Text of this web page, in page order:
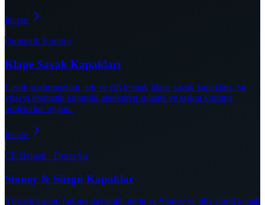
İncele
Otomatik Kontrol
Klape Savak Kapakları
Lastik sızdırmazlıklı, tek ve çift levhalı klape savak kapakları. Su
yüzeyi otomatik kontrolü gerektiren sulama ve taşkın koruma
projelerine uygun.
İncele
CE Belgeli · Derin Su
Stoney & Sürgü Kapaklar
Yüksek basınç farkına dayanıklı derin su Stoney ve düz sürgü kapak